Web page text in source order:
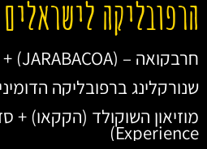
הרפובליקה לישראלים
חרבקואה – (JARABACOA) + רפטינג בחרבקואה
שנורקלינג ברפובליקה
Experience)